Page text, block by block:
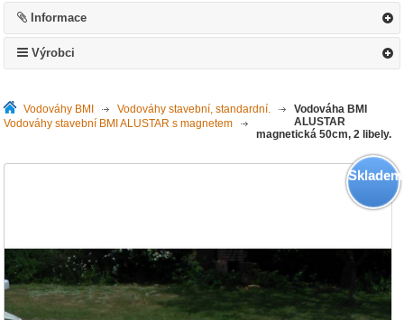
Informace
Výrobci
Vodováhy BMI >Vodováhy stavební, standardní.
>
Vodováhy stavební BMI ALUSTAR s magnetem
Vodováha BMI
ALUSTAR
magnetická 50cm, 2 libely.
Skladem